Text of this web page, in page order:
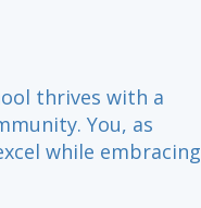
thrives with a
You, as
while embracing